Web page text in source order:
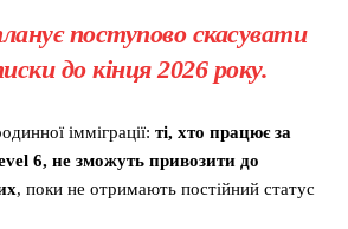
поступово скасувати
до кінця 2026 року.
імміграції: ті, хто працює за
6, не зможуть привозити до
, поки не отримають постійний статус